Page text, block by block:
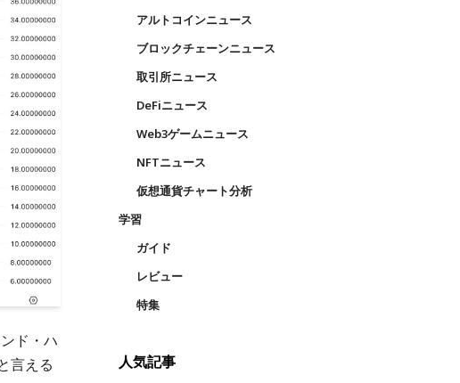
ド・ハ
言える
アルトコインニュース
ブロックチェーンニュース
取引所ニュース
DeFiニュース
Web3ゲームニュース
NFTニュース
仮想通貨チャート分析
学習
ガイド
レビュー
特集
人気記事